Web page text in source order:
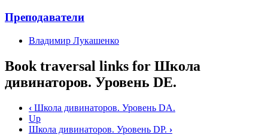
Преподаватели
Владимир Лукашенко
Book traversal links for Школа
дивинаторов. Уровень DE.
‹ Школа дивинаторов. Уровень DA.
Up
Школа дивинаторов. Уровень DP. ›